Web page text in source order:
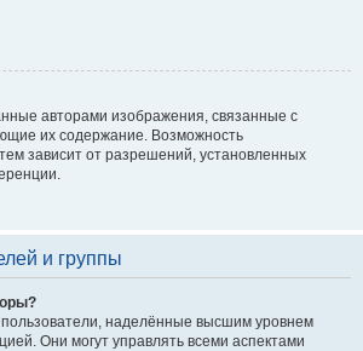
авторами изображения, связанные с
их содержание. Возможность
зависит от разрешений, установленных
и группы
наделённые высшим уровнем
Они могут управлять всеми аспектами